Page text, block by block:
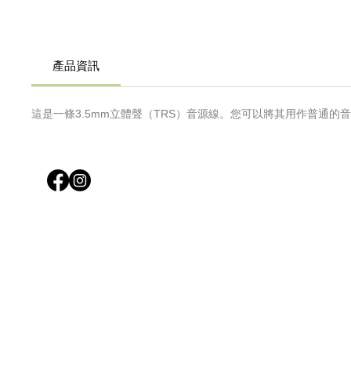
產品資訊
這是一條3.5mm立體聲（TRS）音源線。您可以將其用作普通的